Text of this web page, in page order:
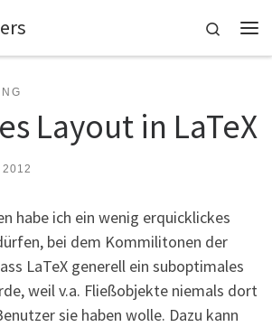
Search
Layout in LaTeX
2012
habe ich ein wenig erquicklickes
bei dem Kommilitonen der
LaTeX generell ein suboptimales
weil v.a. Fließobjekte niemals dort
sie haben wolle. Dazu kann